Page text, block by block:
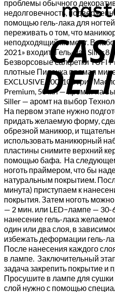
проблемы обычного
недолговечность,
помощью гель-лака для
переживать о том, что
неподходящий момент. В
2021» входит: Гель-лак
Безворсовые салфетки TUFI
плотные Пилочка прямая
EXCLUSIVE 100/100 грит
Premium, 50 мл — аромат на
Siller — аромт на выбор
На первом этапе нужно
придать желаемую форму,
обрезной маникюр, и
использовать маникюрный
пластины снимите верхний
помощью бафа. На
ноготь праймером, что бы
натуральным покрытием.
минута) приступаем к
покрытия. Затем ноготь
— 2 мин. или LED−лампе — 30-
нанесение гель-лака
один или два слоя, в
избежать деформации гель-
После нанесения каждого
в лампе. Заключительный
задача закрепить покрытие и
Просушите в лампе для сушки
слой нужно с помощью